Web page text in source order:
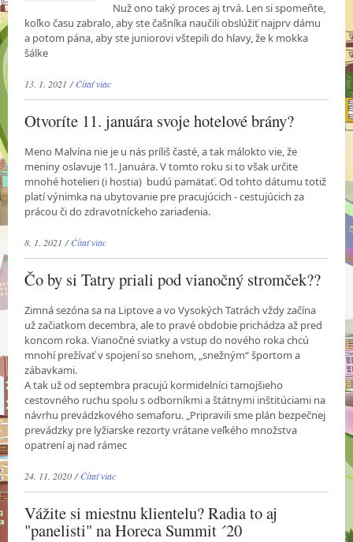
Nuž ono taký proces aj trvá. Len si spomeňte,
koľko času zabralo, aby ste čašníka naučili obslúžiť najprv dámu
a potom pána, aby ste juniorovi vštepili do hlavy, že k mokka
šálke
13. 1. 2021 /Čítať viac
Otvoríte 11. januára svoje hotelové brány?
Meno Malvína nie je u nás príliš časté, a tak málokto vie, že
meniny oslavuje 11. Januára. V tomto roku si to však určite
mnohé hotelieri (i hostia) budú pamätať. Od tohto dátumu totiž
platí výnimka na ubytovanie pre pracujúcich - cestujúcich za
prácou či do zdravotníckeho zariadenia.
8. 1. 2021 /Čítať viac
Čo by si Tatry priali pod vianočný stromček??
Zimná sezóna sa na Liptove a vo Vysokých Tatrách vždy začína
už začiatkom decembra, ale to pravé obdobie prichádza až pred
koncom roka. Vianočné sviatky a vstup do nového roka chcú
mnohí prežívať v spojení so snehom, „snežným“ športom a
zábavkami.
A tak už od septembra pracujú kormidelníci tamojšieho
cestovného ruchu spolu s odborníkmi a štátnymi inštitúciami na
návrhu prevádzkového semaforu. „Pripravili sme plán bezpečnej
prevádzky pre lyžiarske rezorty vrátane veľkého množstva
opatrení aj nad rámec
24. 11. 2020 /Čítať viac
Vážite si miestnu klientelu? Radia to aj
"panelisti" na Horeca Summit ´20